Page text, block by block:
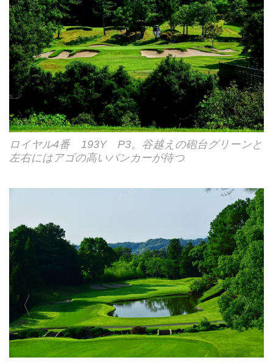
ロイヤル4番 193Y P3。谷越えの砲台グリーンと
左右にはアゴの高いバンカーが待つ